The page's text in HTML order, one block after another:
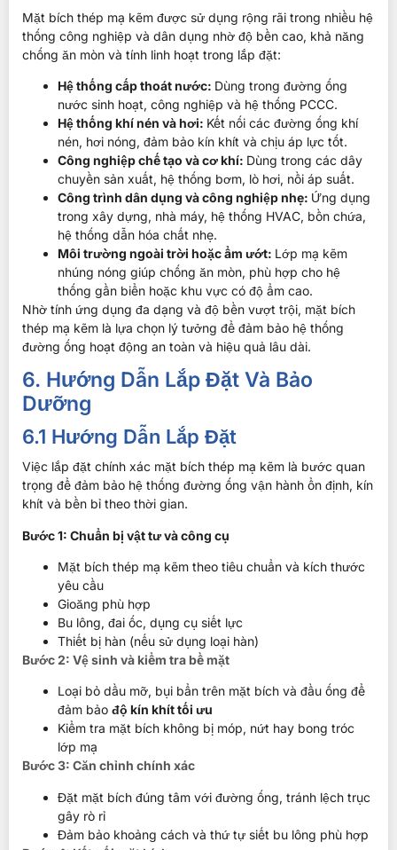
Mặt bích thép mạ kẽm được sử dụng rộng rãi trong nhiều hệ
thống công nghiệp và dân dụng nhờ độ bền cao, khả năng
chống ăn mòn và tính linh hoạt trong lắp đặt:
Hệ thống cấp thoát nước: Dùng trong đường ống
nước sinh hoạt, công nghiệp và hệ thống PCCC.
Hệ thống khí nén và hơi: Kết nối các đường ống khí
nén, hơi nóng, đảm bảo kín khít và chịu áp lực tốt.
Công nghiệp chế tạo và cơ khí: Dùng trong các dây
chuyền sản xuất, hệ thống bơm, lò hơi, nồi áp suất.
Công trình dân dụng và công nghiệp nhẹ: Ứng dụng
trong xây dựng, nhà máy, hệ thống HVAC, bồn chứa,
hệ thống dẫn hóa chất nhẹ.
Môi trường ngoài trời hoặc ẩm ướt: Lớp mạ kẽm
nhúng nóng giúp chống ăn mòn, phù hợp cho hệ
thống gần biển hoặc khu vực có độ ẩm cao.
Nhờ tính ứng dụng đa dạng và độ bền vượt trội, mặt bích
thép mạ kẽm là lựa chọn lý tưởng để đảm bảo hệ thống
đường ống hoạt động an toàn và hiệu quả lâu dài.
6. Hướng Dẫn Lắp Đặt Và Bảo
Dưỡng
6.1 Hướng Dẫn Lắp Đặt
Việc lắp đặt chính xác mặt bích thép mạ kẽm là bước quan
trọng để đảm bảo hệ thống đường ống vận hành ổn định, kín
khít và bền bỉ theo thời gian.
Bước 1: Chuẩn bị vật tư và công cụ
Mặt bích thép mạ kẽm theo tiêu chuẩn và kích thước
yêu cầu
Gioăng phù hợp
Bu lông, đai ốc, dụng cụ siết lực
Thiết bị hàn (nếu sử dụng loại hàn)
Bước 2: Vệ sinh và kiểm tra bề mặt
Loại bỏ dầu mỡ, bụi bẩn trên mặt bích và đầu ống để
đảm bảo độ kín khít tối ưu
Kiểm tra mặt bích không bị móp, nứt hay bong tróc
lớp mạ
Bước 3: Căn chỉnh chính xác
Đặt mặt bích đúng tâm với đường ống, tránh lệch trục
gây rò rỉ
Đảm bảo khoảng cách và thứ tự siết bu lông phù hợp